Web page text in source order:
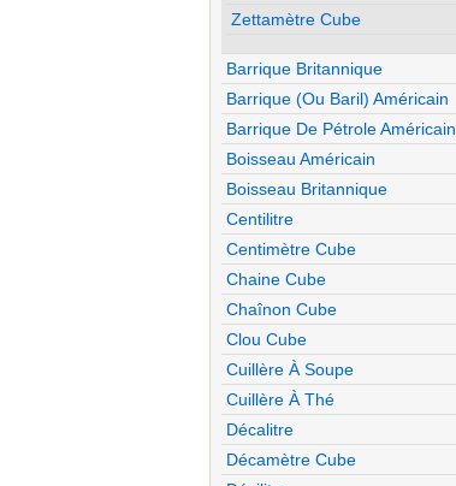
Zettamètre Cube
Barrique Britannique
Barrique (ou Baril) Américain
Barrique De Pétrole Américain
Boisseau Américain
Boisseau Britannique
Centilitre
Centimètre Cube
Chaine Cube
Chaînon Cube
Clou Cube
Cuillère À Soupe
Cuillère À Thé
Décalitre
Décamètre Cube